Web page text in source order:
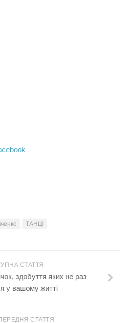
ТАНЦІ
СТАТТЯ
здобуття яких не раз
у вашому житті
СТАТТЯ